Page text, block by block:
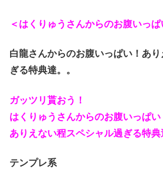
＜はくりゅうさんからのお腹いっぱ
白龍さんからのお腹いっぱい！あ
ぎる特典達。。
ガッツリ貰おう！
はくりゅうさんからのお腹いっぱい
ありえない程スペシャル過ぎる特典
テンプレ系